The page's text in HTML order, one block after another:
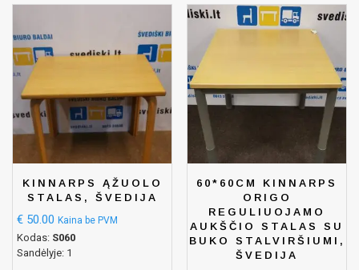
KINNARPS ĄŽUOLO
STALAS, ŠVEDIJA
€ 50.00 Kaina be PVM
Kodas: S060
Sandėlyje: 1
60*60CM KINNARPS
ORIGO
REGULIUOJAMO
AUKŠČIO STALAS SU
BUKO STALVIRŠIUMI,
ŠVEDIJA